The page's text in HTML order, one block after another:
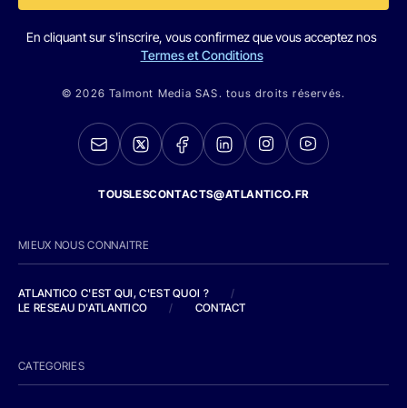
En cliquant sur s'inscrire, vous confirmez que vous acceptez nos
Termes et Conditions
© 2026 Talmont Media SAS. tous droits réservés.
TOUSLESCONTACTS@ATLANTICO.FR
MIEUX NOUS CONNAITRE
ATLANTICO C'EST QUI, C'EST QUOI ?
/
LE RESEAU D'ATLANTICO
/ CONTACT
CATEGORIES